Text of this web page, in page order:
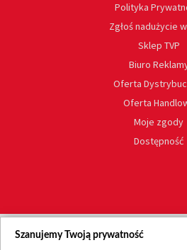
Polityka
Zgłoś nadużycie
Sklep TVP
Biuro
Oferta
Oferta
Moje zgody
Dostępność
Szanujemy Twoją prywatność